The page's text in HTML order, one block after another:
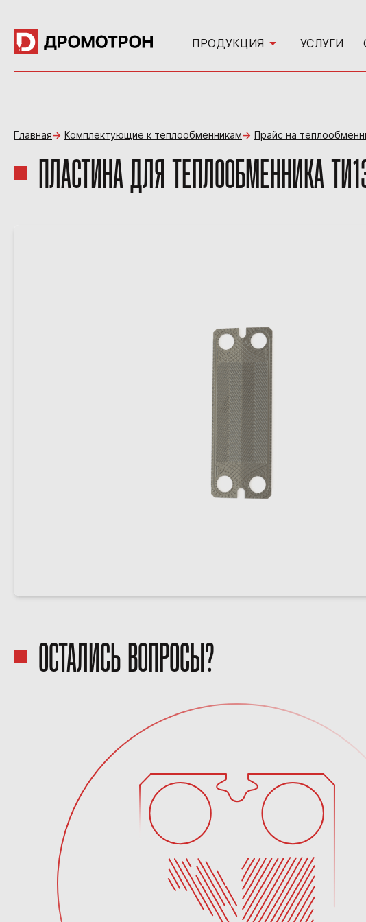
ПРОДУКЦИЯ УСЛУГИ
Главная Комплектующие к теплообменникам Прайс на
ПЛАСТИНА ДЛЯ ТЕПЛООБМЕННИКА
ОСТАЛИСЬ ВОПРОСЫ?